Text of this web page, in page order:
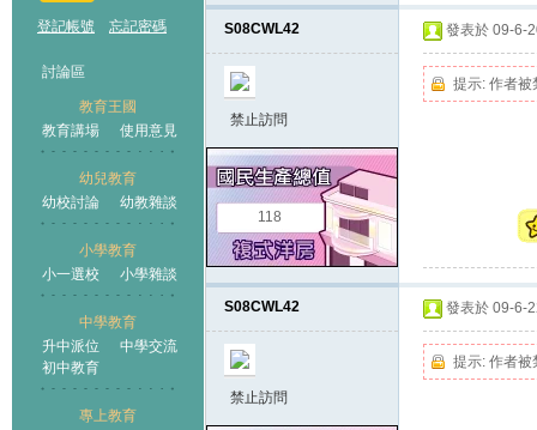
登記帳號 忘記密碼
討論區
教育王國
教育講場
使用意見
幼兒教育
幼校討論
幼教雜談
小學教育
小一選校
小學雜談
中學教育
升中派位
中學交流
初中教育
專上教育
王國
S08CWL42
禁止訪問
118
發表於 09-6-
提示: 作者被
S08CWL42
禁止訪問
發表於 09-6-
提示: 作者被